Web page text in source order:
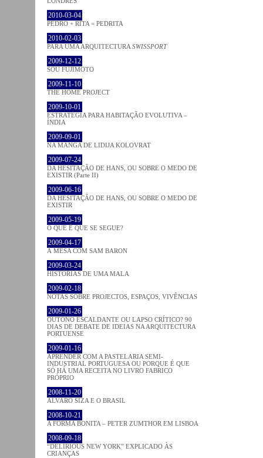
2010-03-04
PEDRO + RITA = PEDRITA
2010-02-03
PARA UMA ARQUITECTURA SWISSPORT
2009-12-12
SOU FUJIMOTO
2009-11-10
THE HOME PROJECT
2009-10-01
ESTRATÉGIA PARA HABITAÇÃO EVOLUTIVA –
ÍNDIA
2009-09-01
NA MANGA DE LIDIJA KOLOVRAT
2009-07-24
DA HESITAÇÃO DE HANS, OU SOBRE O MEDO DE
EXISTIR (Parte II)
2009-06-16
DA HESITAÇÃO DE HANS, OU SOBRE O MEDO DE
EXISTIR
2009-05-19
O QUE É QUE SE SEGUE?
2009-04-17
À MESA COM SAM BARON
2009-03-24
HISTÓRIAS DE UMA MALA
2009-02-18
NOTAS SOBRE PROJECTOS, ESPAÇOS, VIVÊNCIAS
2009-01-26
OUTONO ESCALDANTE OU LAPSO CRÍTICO? 90
DIAS DE DEBATE DE IDEIAS NA ARQUITECTURA
PORTUENSE
2009-01-16
APRENDER COM A PASTELARIA SEMI-
INDUSTRIAL PORTUGUESA OU PORQUE É QUE
SÓ HÁ UMA RECEITA NO LIVRO FABRICO
PRÓPRIO
2008-11-20
ÁLVARO SIZA E O BRASIL
2008-10-21
A FORMA BONITA – PETER ZUMTHOR EM LISBOA
2008-09-18
“DELIRIOUS NEW YORK” EXPLICADO ÀS
CRIANÇAS